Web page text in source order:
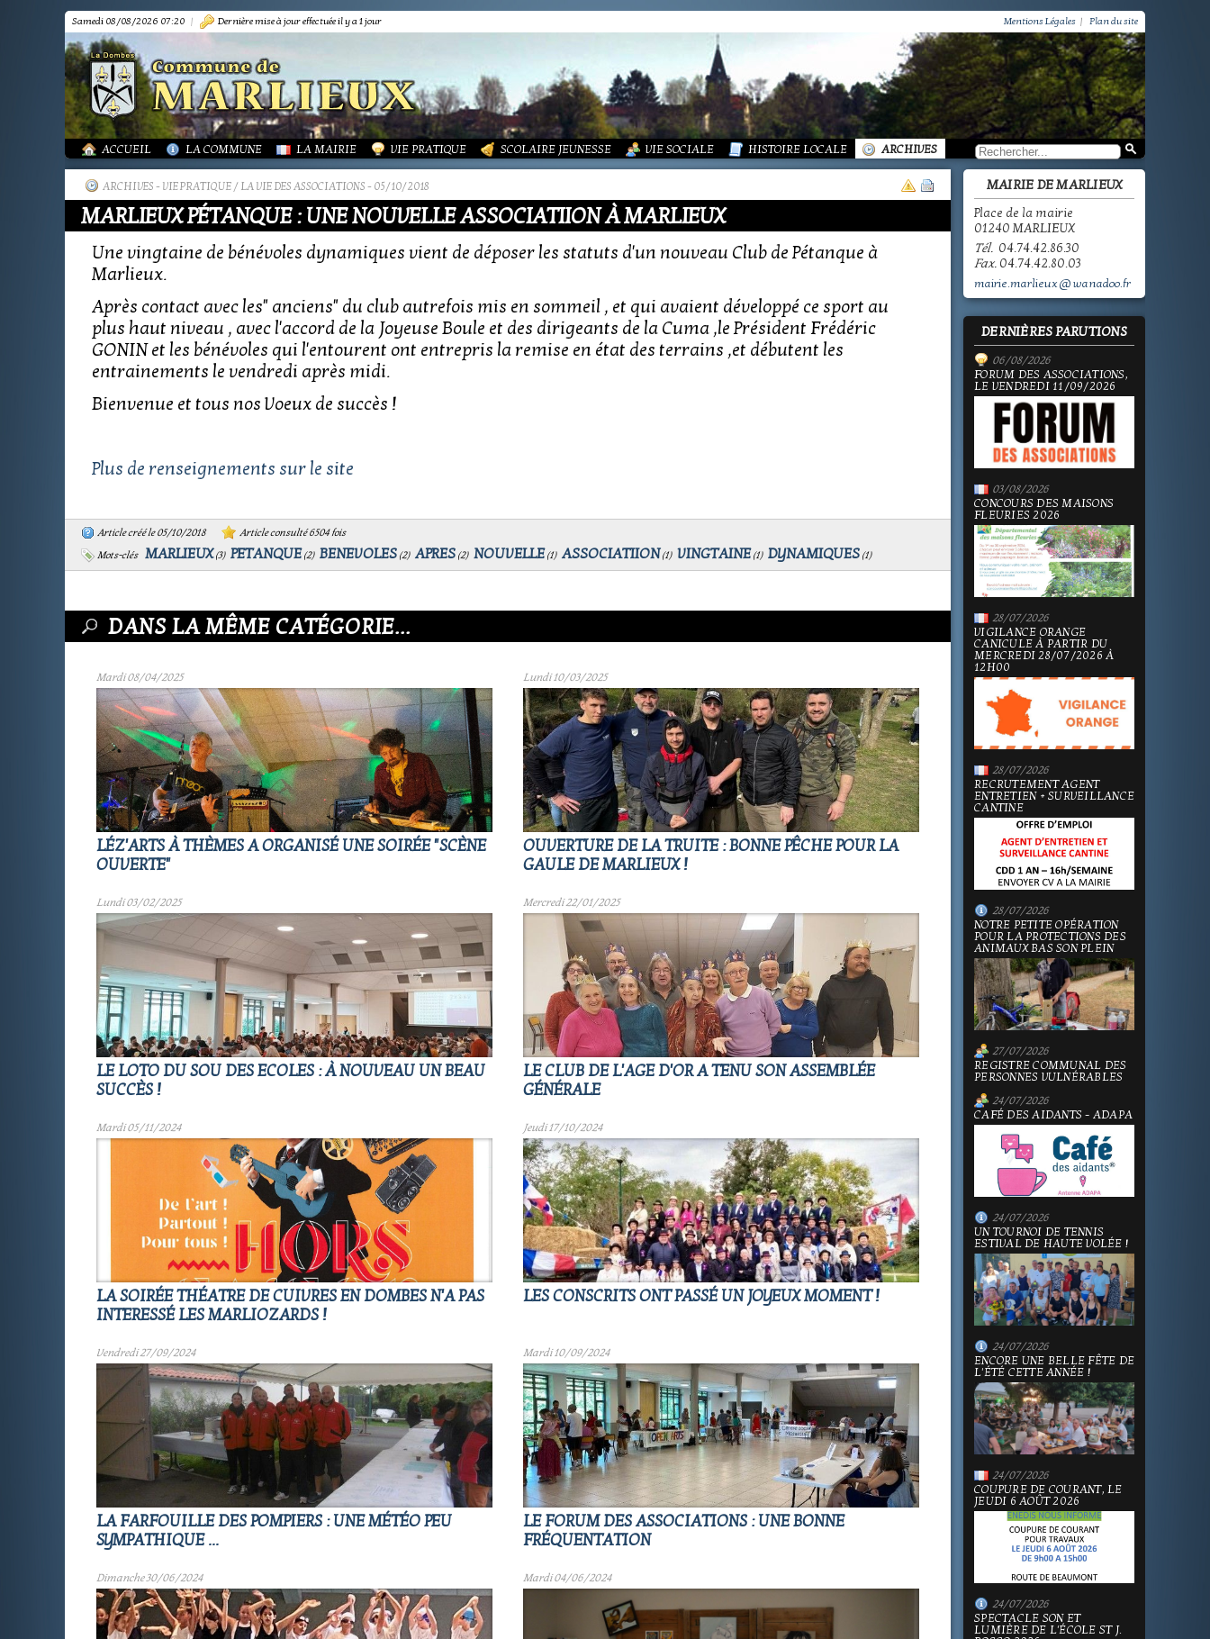
Samedi 08/08/2026 07:20 | Dernière mise à jour effectuée il y a 1 jour Mentions Légales | Plan du site
ACCUEIL LA COMMUNE LA MAIRIE VIE PRATIQUE SCOLAIRE JEUNESSE VIE SOCIALE HISTOIRE LOCALE ARCHIVES
ARCHIVES - VIE PRATIQUE / LA VIE DES ASSOCIATIONS - 05/10/2018
MARLIEUX PÉTANQUE : UNE NOUVELLE ASSOCIATIION À MARLIEUX
Une vingtaine de bénévoles dynamiques vient de déposer les statuts d'un nouveau Club de Pétanque à
Marlieux.
Après contact avec les" anciens" du club autrefois mis en sommeil , et qui avaient développé ce sport au
plus haut niveau , avec l'accord de la Joyeuse Boule et des dirigeants de la Cuma ,le Président Frédéric
GONIN et les bénévoles qui l'entourent ont entrepris la remise en état des terrains ,et débutent les
entrainements le vendredi après midi.
Bienvenue et tous nos Voeux de succès !
Plus de renseignements sur le site
Article créé le 05/10/2018
Article consulté 6504 fois
Mots-clés
MARLIEUX(3) PETANQUE (2) BENEVOLES (2) APRES (2) NOUVELLE (1) ASSOCIATIION (1) VINGTAINE (1) DYNAMIQUES (1)
DANS LA MÊME CATÉGORIE...
Mardi 08/04/2025
LÉZ'ARTS À THÈMES A ORGANISÉ UNE SOIRÉE "SCÈNE
OUVERTE"
Lundi 10/03/2025
OUVERTURE DE LA TRUITE : BONNE PÊCHE POUR LA
GAULE DE MARLIEUX !
Lundi 03/02/2025
LE LOTO DU SOU DES ECOLES : À NOUVEAU UN BEAU
SUCCÈS !
Mercredi 22/01/2025
LE CLUB DE L'AGE D'OR A TENU SON ASSEMBLÉE
GÉNÉRALE
Mardi 05/11/2024
LA SOIRÉE THÉATRE DE CUIVRES EN DOMBES N'A PAS
INTERESSÉ LES MARLIOZARDS !
Jeudi 17/10/2024
LES CONSCRITS ONT PASSÉ UN JOYEUX MOMENT !
Vendredi 27/09/2024
LA FARFOUILLE DES POMPIERS : UNE MÉTÉO PEU
SYMPATHIQUE ...
Mardi 10/09/2024
LE FORUM DES ASSOCIATIONS : UNE BONNE
FRÉQUENTATION
Dimanche 30/06/2024 Mardi 04/06/2024
MAIRIE DE MARLIEUX
Place de la mairie
01240 MARLIEUX
Tél. 04.74.42.86.30
Fax. 04.74.42.80.03
mairie.marlieux@wanadoo.fr
DERNIÈRES PARUTIONS
06/08/2026
FORUM DES ASSOCIATIONS,
LE VENDREDI 11/09/2026
03/08/2026
CONCOURS DES MAISONS
FLEURIES 2026
28/07/2026
VIGILANCE ORANGE
CANICULE À PARTIR DU
MERCREDI 28/07/2026 À
12H00
28/07/2026
RECRUTEMENT AGENT
ENTRETIEN + SURVEILLANCE
CANTINE
28/07/2026
NOTRE PETITE OPÉRATION
POUR LA PROTECTIONS DES
ANIMAUX BAS SON PLEIN
27/07/2026
REGISTRE COMMUNAL DES
PERSONNES VULNÉRABLES
24/07/2026
CAFÉ DES AIDANTS - ADAPA
24/07/2026
UN TOURNOI DE TENNIS
ESTIVAL DE HAUTE VOLÉE !
24/07/2026
ENCORE UNE BELLE FÊTE DE
L'ÉTÉ CETTE ANNÉE !
24/07/2026
COUPURE DE COURANT, LE
JEUDI 6 AOÛT 2026
24/07/2026
SPECTACLE SON ET
LUMIÈRE DE L'ÉCOLE ST J.
PRÉSENTATION
TOURISME-COMMERCES-ARTISANS
MARPA LE RENON
VIE LOCALE
ACTUALITÉS
BIBLIOTHÈQUE
PLAN LOCAL URBANISME (PLU)
LES ANNONCES DE LA MAIRIE
PUBLICATIONS
ORDURES MÉNAGÈRES ET ASSAINISSEMENT
ASSOCIATIONS
LA VIE DES ASSOCIATIONS
GROUPEMENT PAROISSIAL
ECOLE PUBLIQUE - INFORMATIONS
PÔLE ENFANCE
ECOLE PRIVÉE
ACTION SOCIALE
LA PETITE HISTOIRE DE MARLIEUX
PHOTOS DE MARLIEUX
SCOLAIRE JEUNESSE / INFORMATIONS
SCOLAIRE JEUNESSE / ECOLE PUBLIQUE - INFORMATIONS
SCOLAIRE JEUNESSE / PÔLE ENFANCE
SCOLAIRE JEUNESSE / ECOLE PRIVÉE
VIE SOCIALE / ACTION SOCIALE
/ ECOLE PUBLIQUE - INFORMATIONS
/ LA VIE DES ASSOCIATIONS
/ VIE LOCALE